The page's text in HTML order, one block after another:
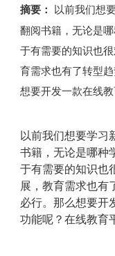
摘要： 以前我们想
翻阅书籍，无论是
于有需要的知识也
育需求也有了转型
想要开发一款在线
以前我们想要学习
书籍，无论是哪种
于有需要的知识也
展，教育需求也有
必行。那么想要开
功能呢？在线教育